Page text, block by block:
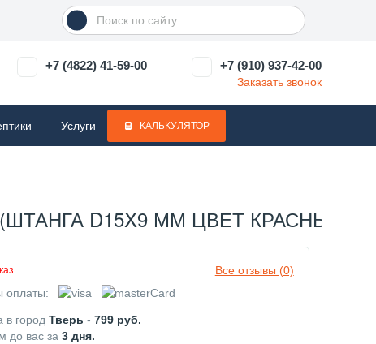
+7 (4822) 41-59-00 +7 (910) 937-42-00
Заказать звонок
Услуги КАЛЬКУЛЯТОР
D15X9 ММ ЦВЕТ КРАСНЫЙ)
Все отзывы (0)
оплаты:
в город Тверь - 799 руб.
до вас за 3 дня.